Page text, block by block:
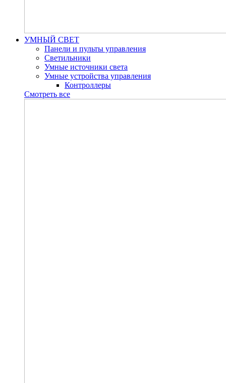
УМНЫЙ СВЕТ
Панели и пульты управления
Светильники
Умные источники света
Умные устройства управления
Контроллеры
Смотреть все